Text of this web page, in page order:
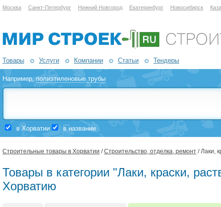
Москва Санкт-Петербург Нижний Новгород Екатеринбург Новосибирск
Товары Услуги Компании Статьи Тендеры
Например,полиэтиленовые трубы
в Хорватии в названии
Строительные товары в Хорватии /Строительство, отделка, ремонт / Лаки,
Товары в категории "Лаки, краски,
Хорватию